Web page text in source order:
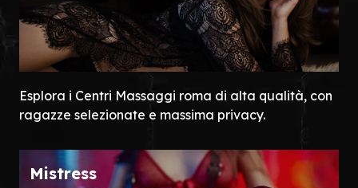
Esplora i Centri Massaggi roma di alta qualità, con
ragazze selezionate e massima privacy.
Mistress